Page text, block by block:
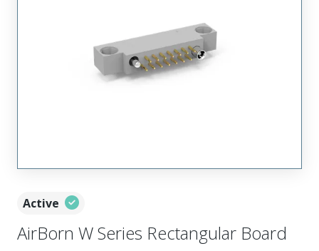
Active
AirBorn W Series Rectangular Board